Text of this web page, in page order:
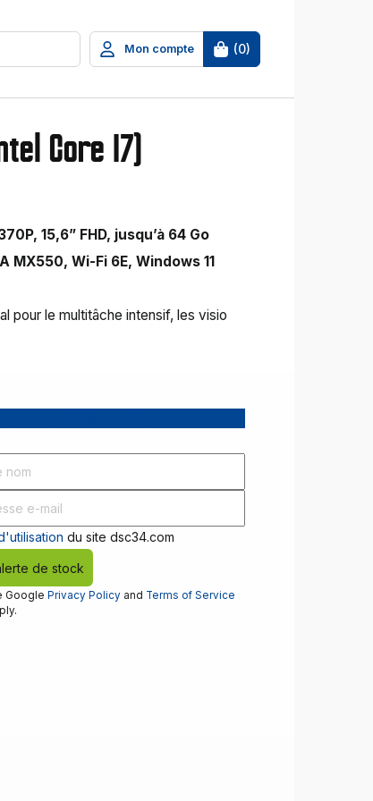
Mon compte (0)
Core I7)
15,6” FHD, jusqu’à 64 Go
MX550, Wi-Fi 6E, Windows 11
pour le multitâche intensif, les visio
du site dsc34.com
de stock
GooglePrivacy Policy and Terms of Service